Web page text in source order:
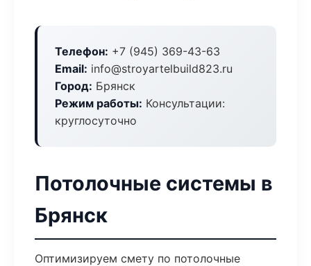
Телефон: +7 (945) 369-43-63
Email: info@stroyartelbuild823.ru
Город: Брянск
Режим работы: Консультации:
круглосуточно
Потолочные системы в
Брянск
Оптимизируем смету по потолочные